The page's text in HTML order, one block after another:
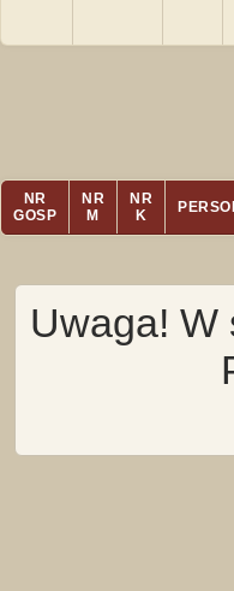
NR
GOSP
NR
M
NR
K
Uwaga! W